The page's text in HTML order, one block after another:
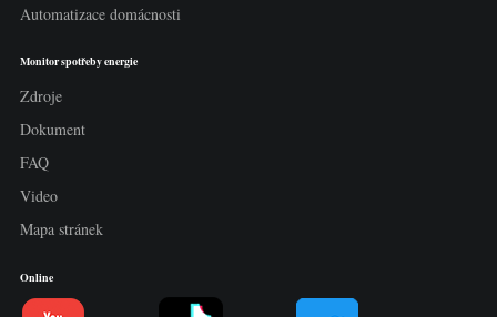
Automatizace domácnosti
Monitor spotřeby energie
Zdroje
Dokument
FAQ
Video
Mapa stránek
Online